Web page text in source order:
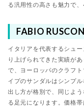
る汎用性の高さも魅力で
FABIO
イタリアを代表するシュ
り上げられてきた実績が
で、ヨーロッパのクラフ
イプのサンダルはシンプ
出し方が格別で、同じよ
る足元になります。価格